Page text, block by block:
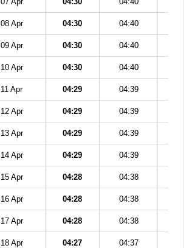
08 Apr 04:30 04:40
09 Apr 04:30 04:40
10 Apr 04:30 04:40
11 Apr 04:29 04:39
12 Apr 04:29 04:39
13 Apr 04:29 04:39
14 Apr 04:29 04:39
15 Apr 04:28 04:38
16 Apr 04:28 04:38
17 Apr 04:28 04:38
18 Apr 04:27 04:37